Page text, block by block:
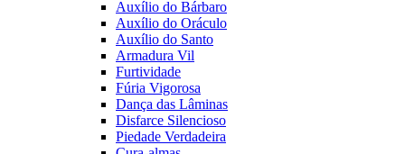
Auxílio do Bárbaro
Auxílio do Oráculo
Auxílio do Santo
Armadura Vil
Furtividade
Fúria Vigorosa
Dança das Lâminas
Disfarce Silencioso
Piedade Verdadeira